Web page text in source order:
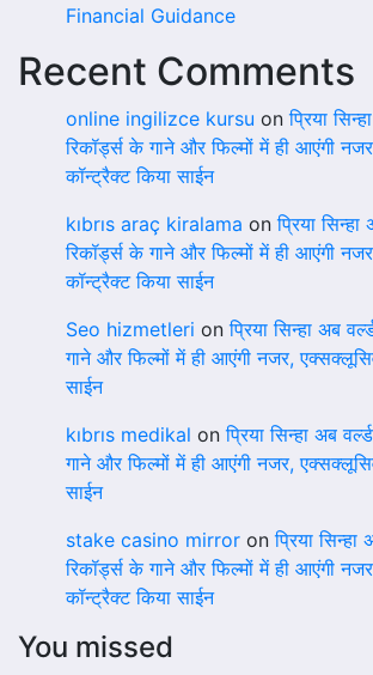
Financial Guidance
Recent Comments
online ingilizce kursu onप्रिया
रिकॉर्ड्स के गाने और फिल्मों में ही आएंगी
कॉन्ट्रैक्ट किया साईन
kıbrıs araç kiralama onप्रिया सिन्हा
रिकॉर्ड्स के गाने और फिल्मों में ही आएंगी
कॉन्ट्रैक्ट किया साईन
Seo hizmetleri onप्रिया सिन्हा अब
गाने और फिल्मों में ही आएंगी नजर,
साईन
kıbrıs medikal onप्रिया सिन्हा अब
गाने और फिल्मों में ही आएंगी नजर,
साईन
stake casino mirror onप्रिया सिन्हा
रिकॉर्ड्स के गाने और फिल्मों में ही आएंगी
कॉन्ट्रैक्ट किया साईन
You missed